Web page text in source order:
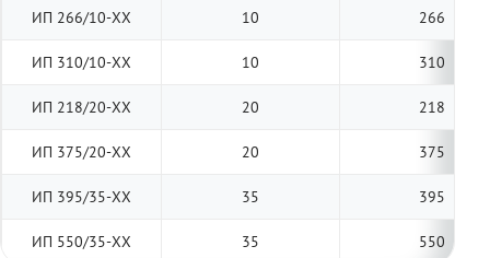
ИП 266/10-ХХ 10 266
ИП 310/10-ХХ 10 310
ИП 218/20-ХХ 20 218
ИП 375/20-ХХ 20 375
ИП 395/35-ХХ 35 395
ИП 550/35-ХХ 35 550